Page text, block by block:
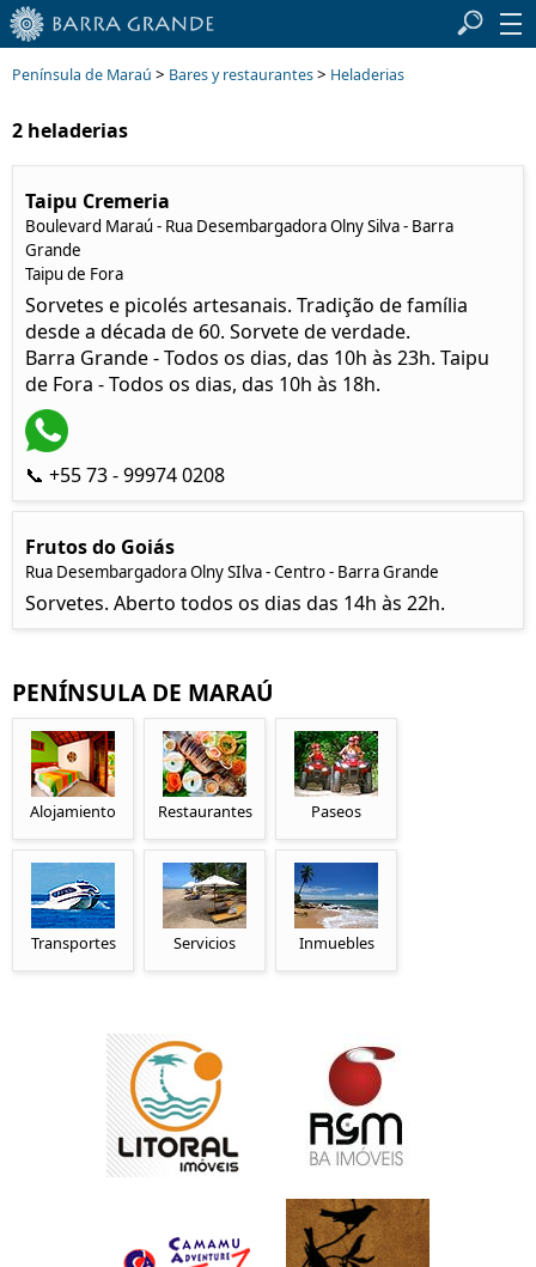
Península de Maraú > Bares y restaurantes> Heladerias
2 heladerias
Taipu Cremeria
Boulevard Maraú - Rua Desembargadora Olny Silva - Barra
Grande
Taipu de Fora
Sorvetes e picolés artesanais. Tradição de família
desde a década de 60. Sorvete de verdade.
Barra Grande - Todos os dias, das 10h às 23h. Taipu
de Fora - Todos os dias, das 10h às 18h.
📞 +55 73 - 99974 0208
Frutos do Goiás
Rua Desembargadora Olny SIlva - Centro - Barra Grande
Sorvetes. Aberto todos os dias das 14h às 22h.
PENÍNSULA DE MARAÚ
Alojamiento Restaurantes Paseos
Transportes Servicios Inmuebles